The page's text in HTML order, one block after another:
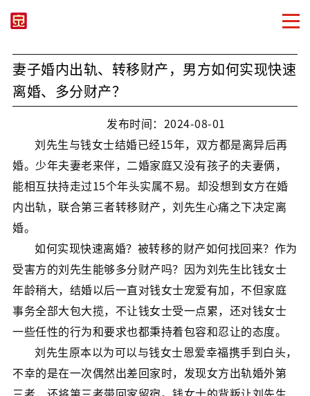
妻子婚内出轨、转移财产，男方如何实现快速
离婚、多分财产？
发布时间：2024-08-01
刘先生与钱女士结婚已经15年，双方都是离异后再
婚。少年夫妻老来伴，二婚家庭又没有孩子的夫妻俩，
能相互扶持走过15个年头实属不易。却没想到女方在婚
内出轨，联合第三者转移财产，刘先生心痛之下决定离
婚。
如何实现快速离婚？被转移的财产如何找回来？作为
受害方的刘先生能够多分财产吗？因为刘先生比钱女士
年龄稍大，结婚以后一直对钱女士宠爱有加，不但家庭
事务全部大包大揽，不让钱女士受一点累，还对钱女士
一些任性的行为和要求也都秉持着包容和忍让的态度。
刘先生原本以为可以与钱女士恩爱幸福携手到白头，
不幸的是在一次偶然出差回家时，发现女方出轨婚外第